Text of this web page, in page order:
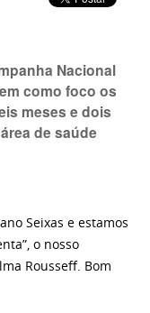
Nacional
como foco os
meses e dois
de saúde
Seixas e estamos
o nosso
Rousseff. Bom